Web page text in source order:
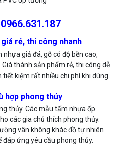
0966.631.187
rẻ, thi công nhanh
giả đá, gỗ có độ bền cao,
thành sản phẩm rẻ, thi công dễ
kiệm rất nhiều chi phí khi dùng
hợp phong thủy
thủy. Các mẫu tấm nhựa ốp
các gia chủ thích phong thủy.
vân không khác đồ tự nhiên
đáp ứng yêu cầu phong thủy.